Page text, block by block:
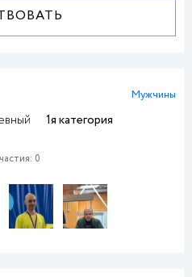
1я категория
Мужчины
0